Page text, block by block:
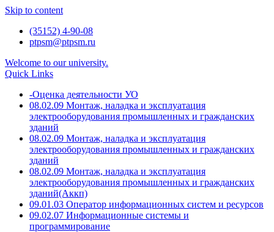
Skip to content
(35152) 4-90-08
ptpsm@ptpsm.ru
Welcome to our university.
Quick Links
-Оценка деятельности УО
08.02.09 Монтаж, наладка и эксплуатация
электрооборудования промышленных и гражданских
зданий
08.02.09 Монтаж, наладка и эксплуатация
электрооборудования промышленных и гражданских
зданий
08.02.09 Монтаж, наладка и эксплуатация
электрооборудования промышленных и гражданских
зданий(Аккп)
09.01.03 Оператор информационных систем и ресурсов
09.02.07 Информационные системы и
программирование